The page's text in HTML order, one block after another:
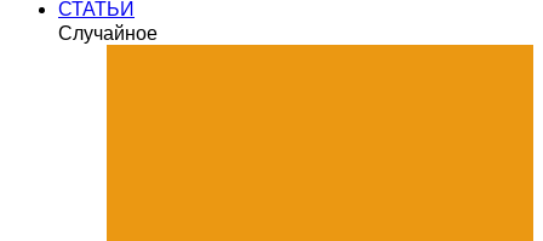
СТАТЬИ
Случайное